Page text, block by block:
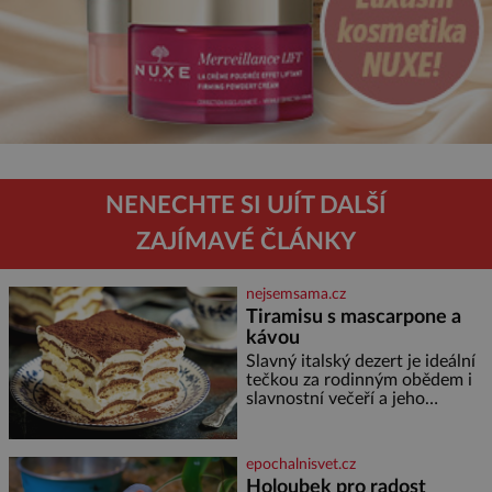
NENECHTE SI UJÍT DALŠÍ
ZAJÍMAVÉ ČLÁNKY
nejsemsama.cz
Tiramisu s mascarpone a
kávou
Slavný italský dezert je ideální
tečkou za rodinným obědem i
slavnostní večeří a jeho
osoby: 250 g mascarpone 3
vejce 80 g cukru 200 g
epochalnisvet.cz
Holoubek pro radost